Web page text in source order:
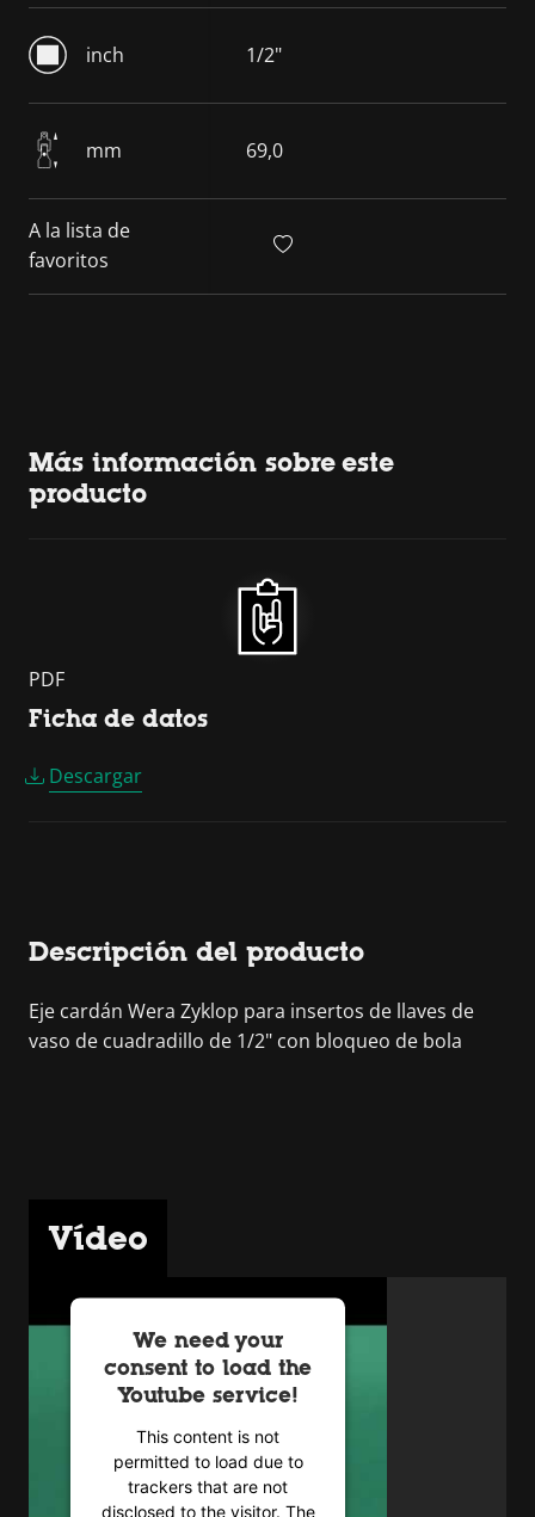
inch 1/2"
mm 69,0
A la lista de
favoritos
Más información sobre este
producto
PDF
Ficha de datos
Descargar
Descripción del producto
Eje cardán Wera Zyklop para insertos de llaves de
vaso de cuadradillo de 1/2" con bloqueo de bola
Vídeo
We need your
consent to load the
Youtube service!
This content is not
permitted to load due to
trackers that are not
disclosed to the visitor. The